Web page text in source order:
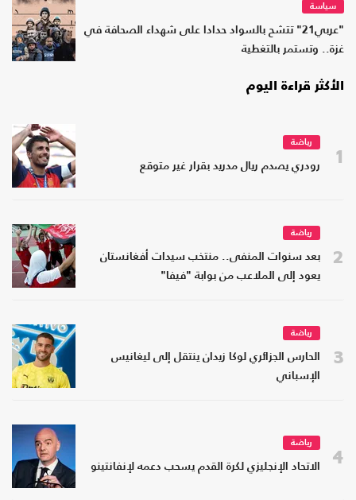
سياسة
"عربي21" تتشح بالسواد حدادا على شهداء الصحافة في
غزة.. وتستمر بالتغطية
الأكثر قراءة اليوم
1
رياضة
رودري يصدم ريال مدريد بقرار غير متوقع
2
رياضة
بعد سنوات المنفى.. منتخب سيدات أفغانستان
يعود إلى الملاعب من بوابة "فيفا"
3
رياضة
الحارس الجزائري لوكا زيدان ينتقل إلى ليغانيس
الإسباني
4
رياضة
الاتحاد الإنجليزي لكرة القدم يسحب دعمه لإنفانتينو